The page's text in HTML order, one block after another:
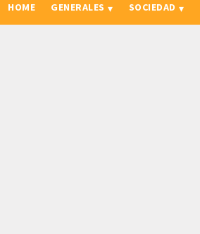
HOME GENERALES SOCIEDAD